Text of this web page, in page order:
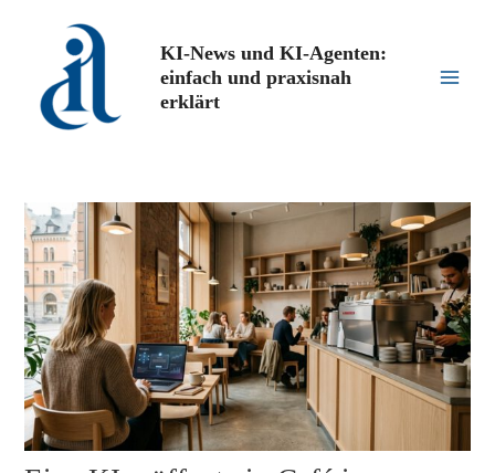
springen
KI-News und KI-Agenten:
einfach und praxisnah
erklärt